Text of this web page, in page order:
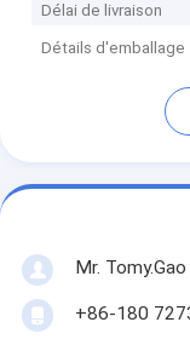
Délai de livraison
Détails d'emballage
Mr. Tomy.Gao
+86-180